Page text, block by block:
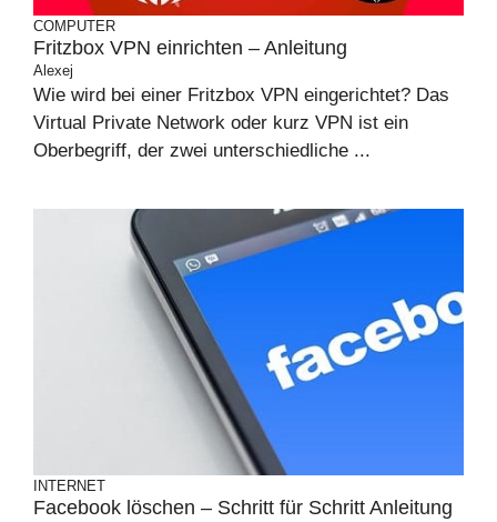
COMPUTER
Fritzbox VPN einrichten – Anleitung
Alexej
Wie wird bei einer Fritzbox VPN eingerichtet? Das
Virtual Private Network oder kurz VPN ist ein
Oberbegriff, der zwei unterschiedliche ...
INTERNET
Facebook löschen – Schritt für Schritt Anleitung